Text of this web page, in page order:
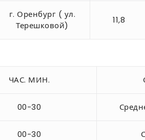
г. Оренбург ( ул.
Терешковой)
11,8
ЧАС. МИН.
00-30
00-30